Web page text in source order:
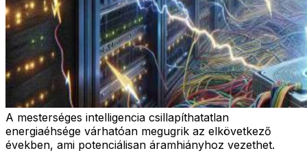
A mesterséges intelligencia csillapíthatatlan
energiaéhsége várhatóan megugrik az elkövetkező
években, ami potenciálisan áramhiányhoz vezethet.